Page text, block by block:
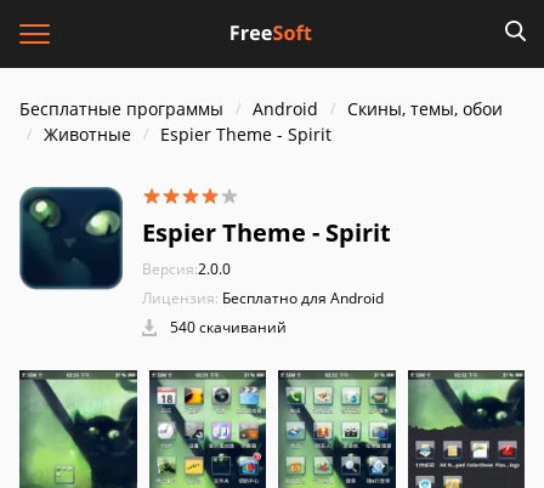
Бесплатные программы Android
Скины, темы, обои
Животные
Espier Theme - Spirit
Espier Theme - Spirit
Версия:2.0.0
Лицензия: Бесплатно для Android
540 скачиваний